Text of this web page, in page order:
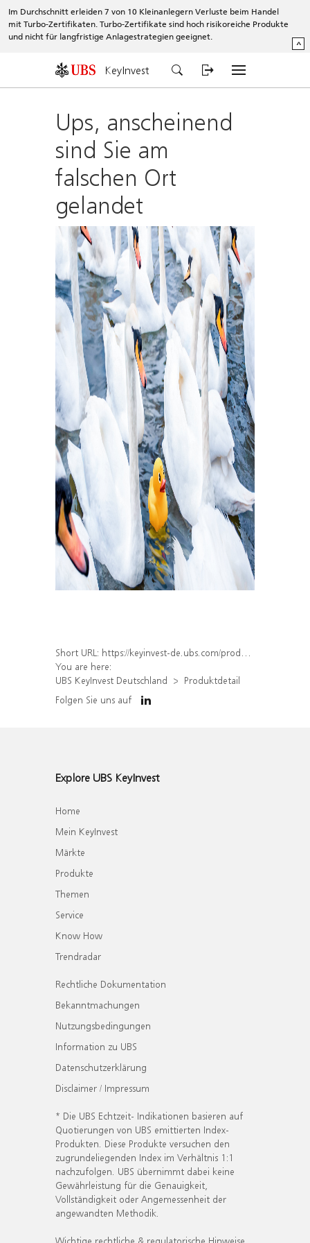
Im Durchschnitt erleiden 7 von 10 Kleinanlegern Verluste beim Handel
mit Turbo-Zertifikaten. Turbo-Zertifikate sind hoch risikoreiche Produkte
und nicht für langfristige Anlagestrategien geeignet.
^
KeyInvest
Ups, anscheinend
sind Sie am
falschen Ort
gelandet
Short URL: https://keyinvest-de.ubs.com/produkt/detail/index/isin/DE000WA42FD4
You are here:
UBS KeyInvest Deutschland
Produktdetail
Folgen Sie uns auf
Explore UBS KeyInvest
Home
Mein KeyInvest
Märkte
Produkte
Themen
Service
Know How
Trendradar
Rechtliche Dokumentation
Bekanntmachungen
Nutzungsbedingungen
Information zu UBS
Datenschutzerklärung
Disclaimer / Impressum
* Die UBS Echtzeit- Indikationen basieren auf
Quotierungen von UBS emittierten Index-
Produkten. Diese Produkte versuchen den
zugrundeliegenden Index im Verhältnis 1:1
nachzufolgen. UBS übernimmt dabei keine
Gewährleistung für die Genauigkeit,
Vollständigkeit oder Angemessenheit der
angewandten Methodik.